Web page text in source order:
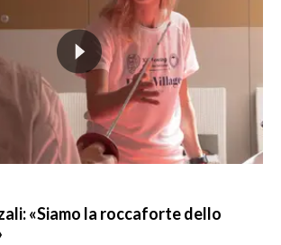
«Siamo la roccaforte dello